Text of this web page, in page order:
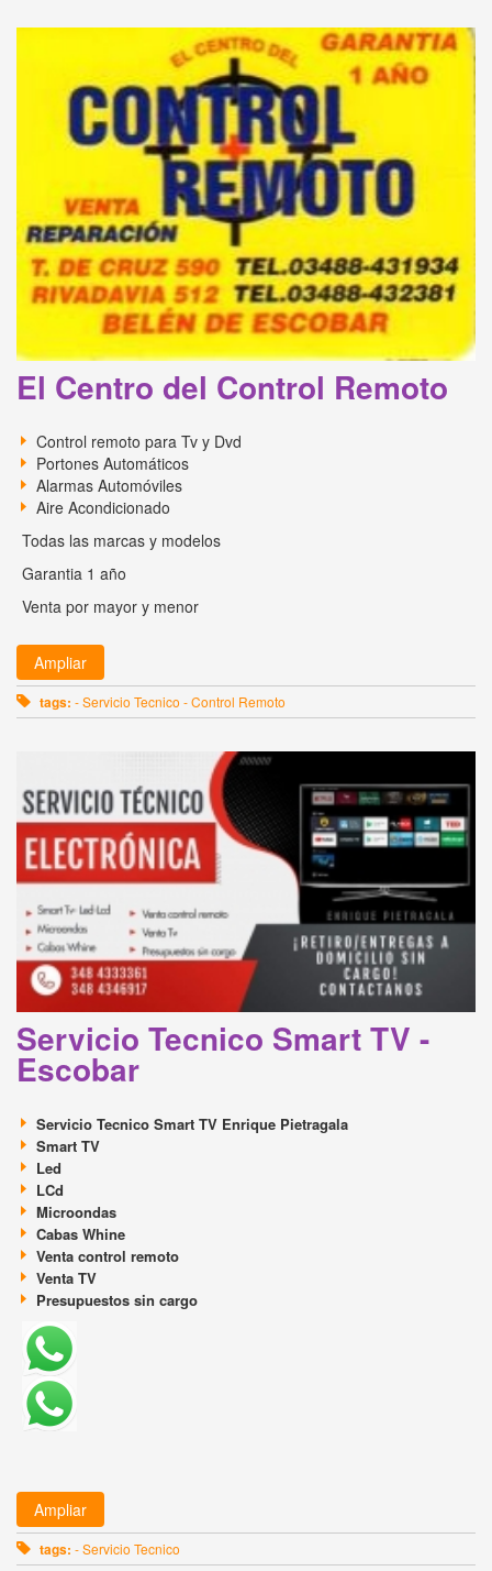
El Centro del Control Remoto
Control remoto para Tv y Dvd
Portones Automáticos
Alarmas Automóviles
Aire Acondicionado
Todas las marcas y modelos
Garantia 1 año
Venta por mayor y menor
Ampliar
tags: - Servicio Tecnico - Control Remoto
Servicio Tecnico Smart TV -
Escobar
Servicio Tecnico Smart TV Enrique Pietragala
Smart TV
Led
LCd
Microondas
Cabas Whine
Venta control remoto
Venta TV
Presupuestos sin cargo
Ampliar
tags: - Servicio Tecnico